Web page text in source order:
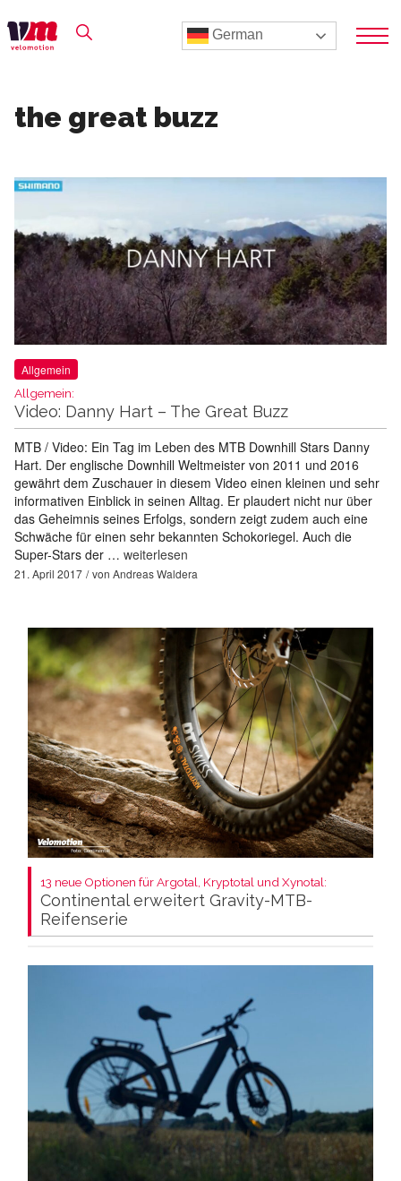
German
the great buzz
Allgemein
Allgemein:
Video: Danny Hart – The Great Buzz
MTB / Video: Ein Tag im Leben des MTB Downhill Stars Danny
Hart. Der englische Downhill Weltmeister von 2011 und 2016
gewährt dem Zuschauer in diesem Video einen kleinen und sehr
informativen Einblick in seinen Alltag. Er plaudert nicht nur über
das Geheimnis seines Erfolgs, sondern zeigt zudem auch eine
Schwäche für einen sehr bekannten Schokoriegel. Auch die
Super-Stars der … weiterlesen
21. April 2017 von Andreas Waldera
13 neue Optionen für Argotal, Kryptotal und Xynotal:
Continental erweitert Gravity-MTB-
Reifenserie